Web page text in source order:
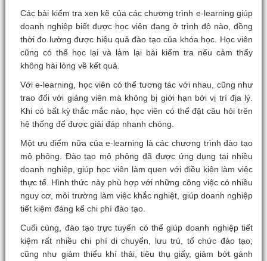
Các bài kiểm tra xen kẽ của các chương trình e-learning giúp
doanh nghiệp biết được học viên đang ở trình độ nào, đồng
thời đo lường được hiệu quả đào tạo của khóa học. Học viên
cũng có thể học lại và làm lại bài kiểm tra nếu cảm thấy
không hài lòng về kết quả.
Với e-learning, học viên có thể tương tác với nhau, cũng như
trao đổi với giảng viên mà không bị giới hạn bởi vị trí địa lý.
Khi có bất kỳ thắc mắc nào, học viên có thể đặt câu hỏi trên
hệ thống để được giải đáp nhanh chóng.
Một ưu điểm nữa của e-learning là các chương trình đào tạo
mô phỏng. Đào tạo mô phỏng đã được ứng dụng tại nhiều
doanh nghiệp, giúp học viên làm quen với điều kiện làm việc
thực tế. Hình thức này phù hợp với những công việc có nhiều
nguy cơ, môi trường làm việc khắc nghiệt, giúp doanh nghiệp
tiết kiệm đáng kể chi phí đào tạo.
Cuối cùng, đào tạo trực tuyến có thể giúp doanh nghiệp tiết
kiệm rất nhiều chi phí di chuyển, lưu trú, tổ chức đào tạo;
cũng như giảm thiểu khí thải, tiêu thụ giấy, giảm bớt gánh